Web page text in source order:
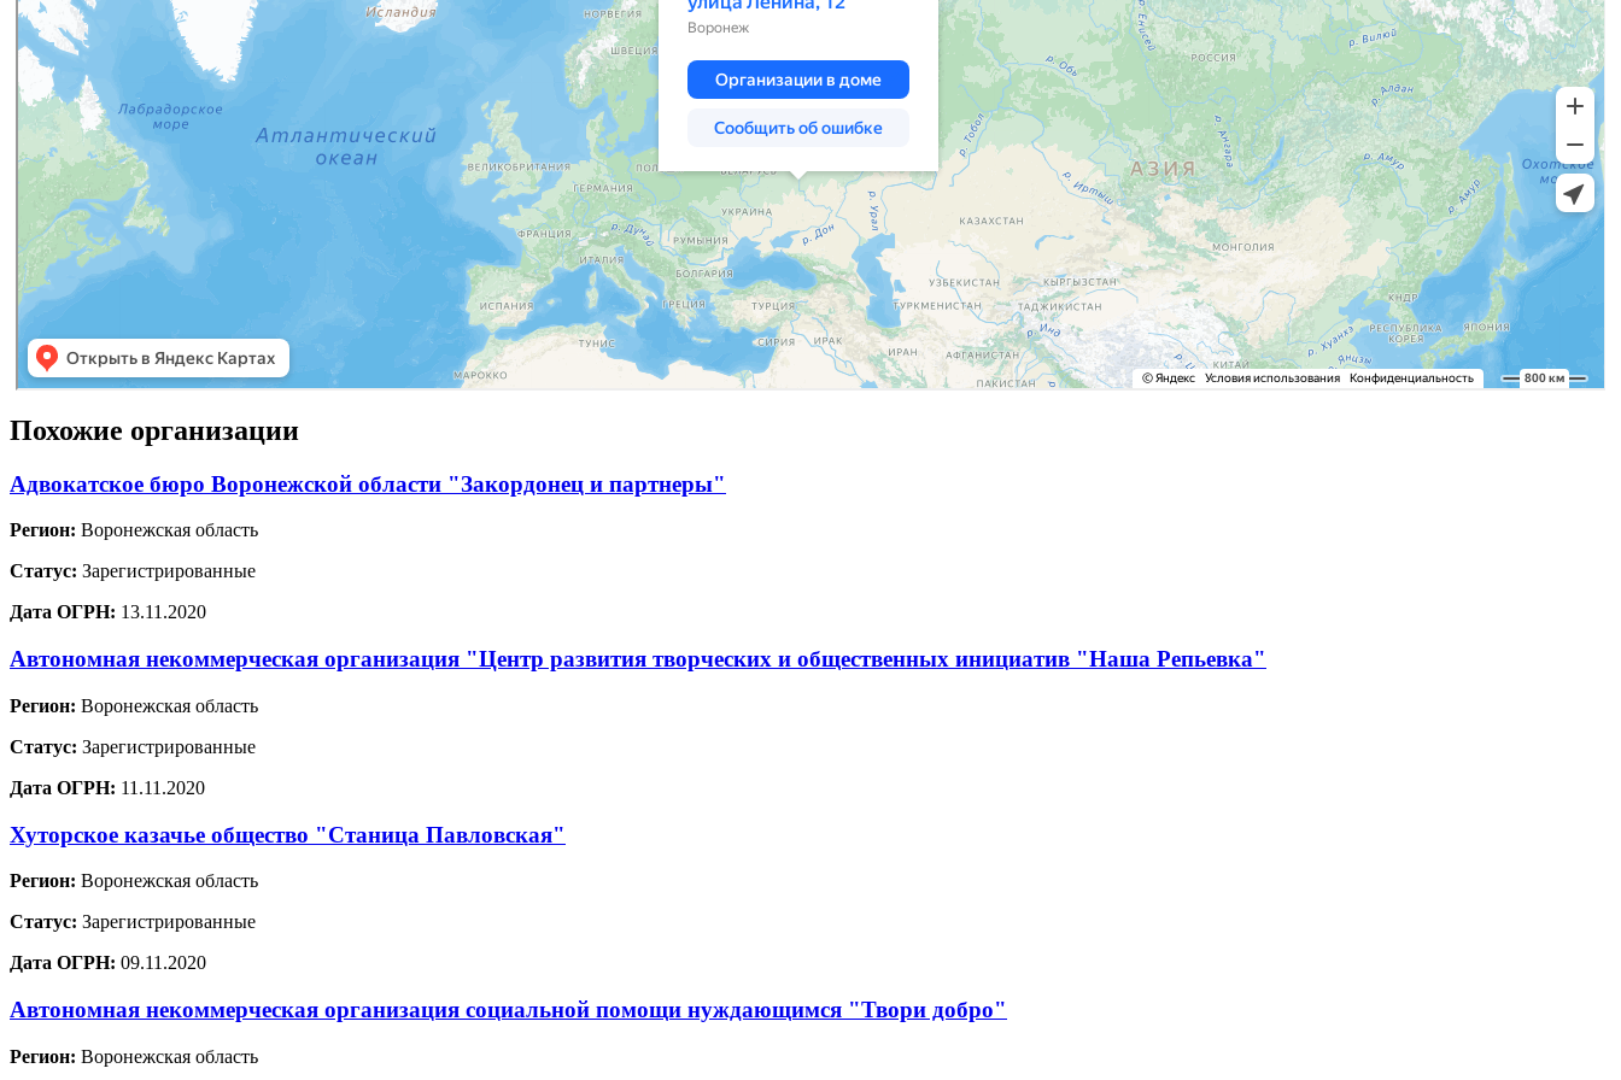
Похожие организации
Адвокатское бюро Воронежской области "Закордонец и партнеры"
Регион: Воронежская область
Статус: Зарегистрированные
Дата ОГРН: 13.11.2020
Автономная некоммерческая организация "Центр развития творческих и общественных инициатив "Наша Репьевка"
Регион: Воронежская область
Статус: Зарегистрированные
Дата ОГРН: 11.11.2020
Хуторское казачье общество "Станица Павловская"
Регион: Воронежская область
Статус: Зарегистрированные
Дата ОГРН: 09.11.2020
Автономная некоммерческая организация социальной помощи нуждающимся "Твори добро"
Регион: Воронежская область